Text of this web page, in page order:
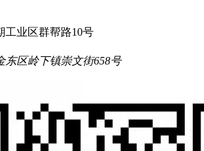
工业区群帮路10号
东区岭下镇崇文街658号